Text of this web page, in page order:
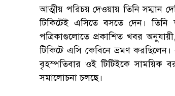
আত্মীয় পরিচয় দেওয়ায় তিনি সম্মান
টিকিটেই এসিতে বসতে দেন।
পত্রিকাগুলোতে প্রকাশিত খবর
টিকিটে এসি কেবিনে ভ্রমণ
বৃহস্পতিবার ওই টিটিইকে সাময়িক
সমালোচনা চলছে।